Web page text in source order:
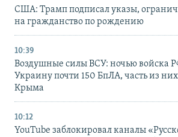
США: Трамп подписал указы,
на гражданство по рождению
10:39
Воздушные силы ВСУ: ночью войска
Украину почти 150 БпЛА, часть из
Крыма
10:12
YouTube заблокировал каналы